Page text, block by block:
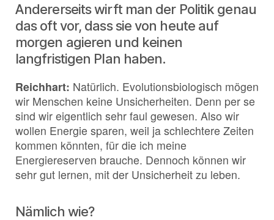
Andererseits wirft man der Politik genau
das oft vor, dass sie von heute auf
morgen agieren und keinen
langfristigen Plan haben.
Reichhart: Natürlich. Evolutionsbiologisch mögen
wir Menschen keine Unsicherheiten. Denn per se
sind wir eigentlich sehr faul gewesen. Also wir
wollen Energie sparen, weil ja schlechtere Zeiten
kommen könnten, für die ich meine
Energiereserven brauche. Dennoch können wir
sehr gut lernen, mit der Unsicherheit zu leben.
Nämlich wie?